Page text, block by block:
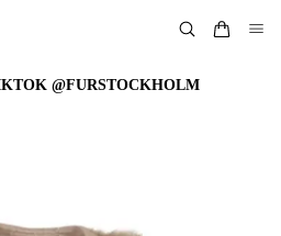
@FURSTOCKHOLM